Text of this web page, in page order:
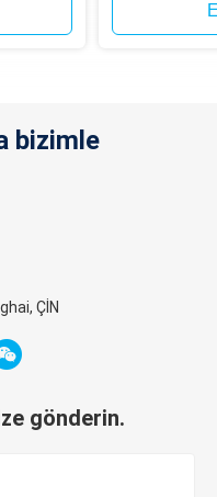
bizimle
ÇİN
gönderin.